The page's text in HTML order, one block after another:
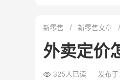
新零售 新零售文章
外卖定价
325人已读 发布